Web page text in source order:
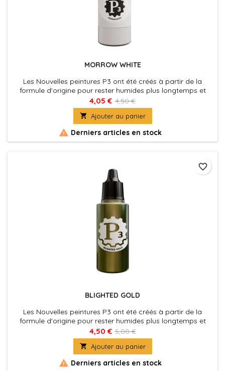
MORROW WHITE
Les Nouvelles peintures P3 ont été créés à partir de la
formule d'origine pour rester humides plus longtemps et
permettre aux peintres de travailler les couleurs plus
facilement sur les figurines. La nouvelle formule des P3 à été
également optimisé au niveau de la charge pigmentaire
afin d'obtenir des couleurs riches et éclatantes, sans perdre
la...
4,05 € 4,50 €
 Ajouter au panier
 Derniers articles en stock
BLIGHTED GOLD
Les Nouvelles peintures P3 ont été créés à partir de la
formule d'origine pour rester humides plus longtemps et
permettre aux peintres de travailler les couleurs plus
facilement sur les figurines. La nouvelle formule des P3 à été
également optimisé au niveau de la charge pigmentaire
afin d'obtenir des couleurs riches et éclatantes, sans perdre
la...
4,50 € 5,00 €
 Ajouter au panier
 Derniers articles en stock
favorite_border